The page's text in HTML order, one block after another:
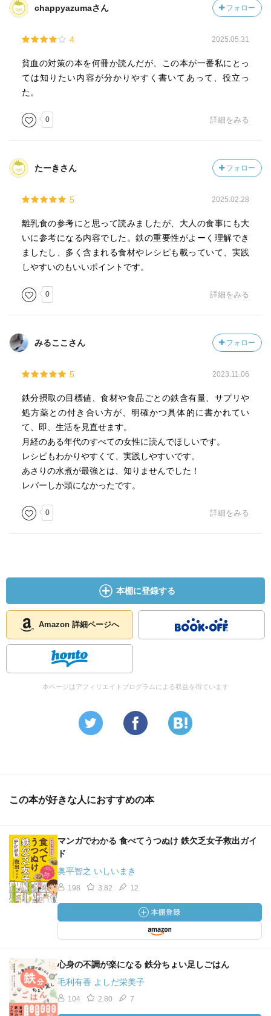
chappyazumaさん フォロー
4 2025.05.31
貧血の対策の本を何冊か読んだが、この本が一番私にとっ
ては知りたい内容が分かりやすく書いてあって、役立っ
た。
0 詳細をみる
たーきさん フォロー
5 2025.02.28
離乳食の参考にと思って読みましたが、大人の食事にも大
いに参考になる内容でした。鉄の重要性がよーく理解でき
ましたし、多く含まれる食材やレシピも載っていて、実践
しやすいのもいいポイントです。
0 詳細をみる
みるここさん フォロー
5 2023.11.06
鉄分摂取の目標値、食材や食品ごとの鉄含有量、サプリや
処方薬との付き合い方が、明確かつ具体的に書かれてい
て、即、生活を見直せます。
月経のある年代のすべての女性に読んでほしいです。
レシピもわかりやすくて、実践しやすいです。
あさりの水煮が最強とは、知りませんでした！
レバーしか頭になかったです。
0 詳細をみる
本棚に登録する
Amazon 詳細ページへ
本ページはアフィリエイトプログラムによる収益を得ています
この本が好きな人におすすめの本
マンガでわかる 食べてうつぬけ 鉄欠乏女子救出ガイ
ド
奥平智之 いしいまき
198 3.82 12
心身の不調が楽になる 鉄分ちょい足しごはん
毛利有香 よしだ栄美子
104 2.80 7